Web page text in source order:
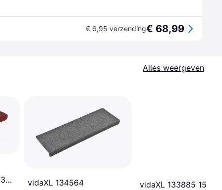
€ 6,95 verzending€ 68,99
Alles weergeven
vidaXL 134564
vidaXL 133885 15-